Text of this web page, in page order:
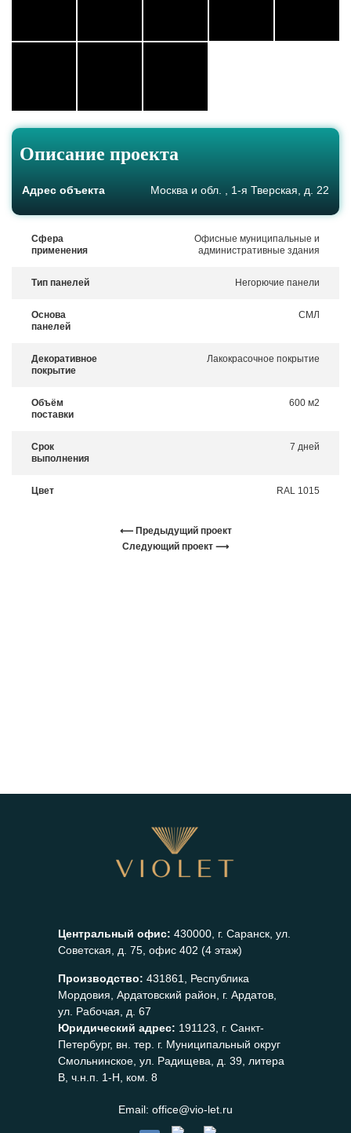
Описание проекта
Адрес объекта Москва и обл. , 1-я Тверская, д. 22
Сфера
применения
Офисные муниципальные и
административные здания
Тип панелей Негорючие панели
Основа
панелей
СМЛ
Декоративное
покрытие
Лакокрасочное покрытие
Объём
поставки
600 м2
Срок
выполнения
7 дней
Цвет RAL 1015
⟵ Предыдущий проект
Следующий проект ⟶
Центральный офис: 430000, г. Саранск, ул.
Советская, д. 75, офис 402 (4 этаж)
Производство: 431861, Республика
Мордовия, Ардатовский район, г. Ардатов,
ул. Рабочая, д. 67
Юридический адрес: 191123, г. Санкт-
Петербург, вн. тер. г. Муниципальный округ
Смольнинское, ул. Радищева, д. 39, литера
В, ч.н.п. 1-Н, ком. 8
Email: office@vio-let.ru